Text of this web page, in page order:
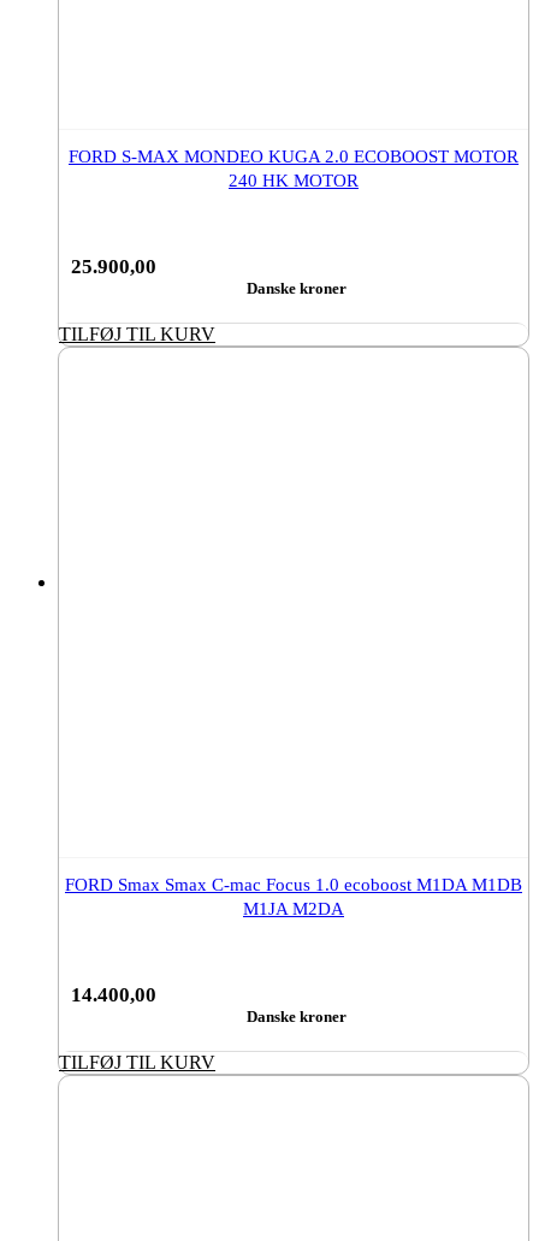
FORD S-MAX MONDEO KUGA 2.0 ECOBOOST MOTOR
240 HK MOTOR
25.900,00
Danske kroner
TILFØJ TIL KURV
FORD Smax Smax C-mac Focus 1.0 ecoboost M1DA M1DB
M1JA M2DA
14.400,00
Danske kroner
TILFØJ TIL KURV